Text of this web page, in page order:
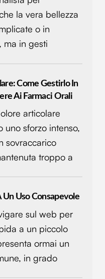
il nostro sito con i
analisi dei dati web,
potrebbero combinarle
loro o che hanno
la vera bellezza
o in
ma in gesti
Come Gestirlo In
Ai Farmaci Orali
articolare
uno sforzo intenso,
sovraccarico
troppo a
Un Uso Consapevole
sul web per
a un piccolo
ormai un
in grado